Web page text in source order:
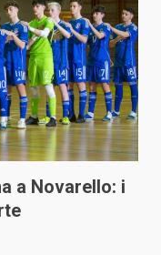
a Novarello: i